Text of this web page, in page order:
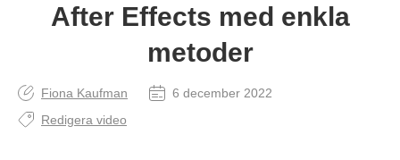
After Effects med enkla
metoder
Fiona Kaufman
6 december 2022
Redigera video